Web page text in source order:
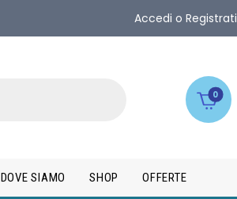
Accedi o Registrati
0
DOVE SIAMO SHOP OFFERTE